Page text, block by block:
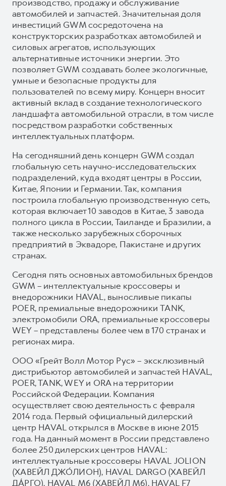
производство, продажу и обслуживание
автомобилей и запчастей. Значительная доля
инвестиций GWM сосредоточена на
конструкторских разработках автомобилей и
силовых агрегатов, использующих
альтернативные источники энергии. Это
позволяет GWM создавать более экологичные,
умные и безопасные продукты для
пользователей по всему миру. Концерн вносит
активный вклад в создание технологического
ландшафта автомобильной отрасли, в том числе
посредством разработки собственных
интеллектуальных платформ.
На сегодняшний день концерн GWM создал
глобальную сеть научно-исследовательских
подразделений, куда входят центры в России,
Китае, Японии и Германии. Так, компания
построила глобальную производственную сеть,
которая включает 10 заводов в Китае, 3 завода
полного цикла в России, Таиланде и Бразилии, а
также несколько зарубежных сборочных
предприятий в Эквадоре, Пакистане и других
странах.
Сегодня пять основных автомобильных брендов
GWM – интеллектуальные кроссоверы и
внедорожники HAVAL, выносливые пикапы
POER, премиальные внедорожники TANK,
электромобили ORA, премиальные кроссоверы
WEY – представлены более чем в 170 странах и
регионах мира.
ООО «Грейт Волл Мотор Рус» – эксклюзивный
дистрибьютор автомобилей и запчастей HAVAL,
POER, TANK, WEY и ORA на территории
Российской Федерации. Компания
осуществляет свою деятельность с февраля
2014 года. Первый официальный дилерский
центр HAVAL открылся в Москве в июне 2015
года. На данный момент в России представлено
более 250 дилерских центров HAVAL:
интеллектуальные кроссоверы HAVAL JOLION
(ХАВЕЙЛ ДЖО́ЛИОН), HAVAL DARGO (ХАВЕЙЛ
ДА́РГО), HAVAL М6 (ХАВЕЙЛ M6), HAVAL F7